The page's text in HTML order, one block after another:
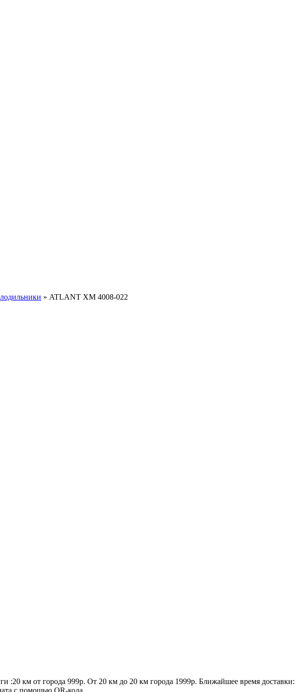
» ATLANT ХМ 4008-022
:20 км от города 999р. От 20 км до 20 км города 1999р. Ближайшее время доставки: